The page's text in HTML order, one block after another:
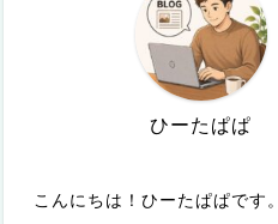
ひーたぱぱ
こんにちは！ひーたぱぱです。